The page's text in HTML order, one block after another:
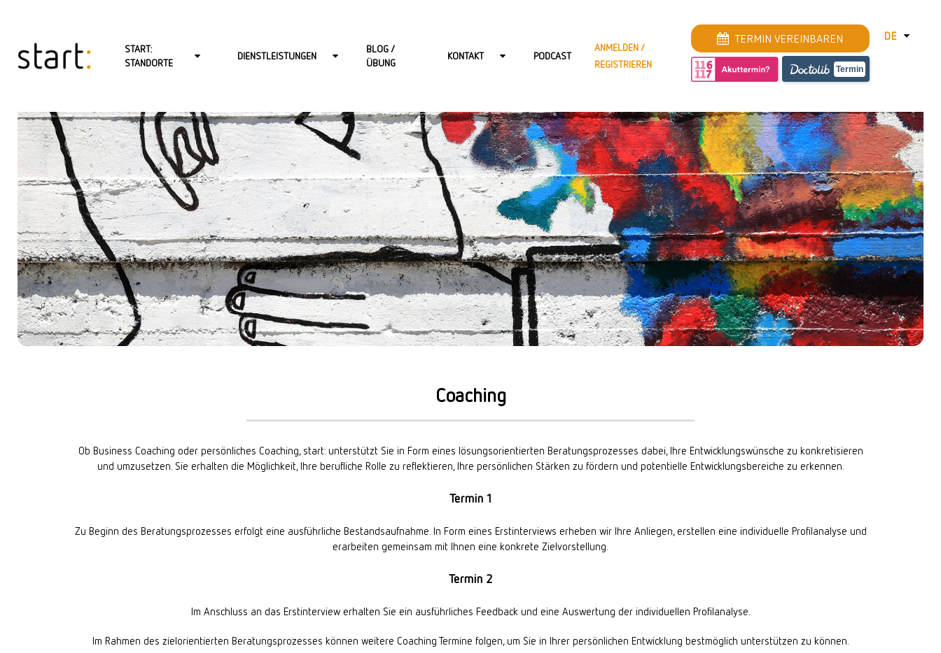
START:
STANDORTE
START: BERLIN-MITTE-LINIENSTR.
START: BERLIN-MITTE-SCHÖNHAUSER ALLEE
START: BERLIN-NEUKÖLLN
START: BERLIN-REINICKENDORF (FROHNAU)
START: BERLIN-ZEHLENDORF
START: HAMBURG
START: ONLINE
START: POTSDAM
DIENSTLEISTUNGEN
PSYCHOTHERAPIE FÜR KINDER
PSYCHOTHERAPIE FÜR JUGENDLICHE
BABY- UND KLEINKINDSPRECHSTUNDE
PAARTHERAPIE
BERATUNG
COACHING
DIGITALE ANGEBOTE
GRUPPENTHERAPIE
DOCUMENTS
BLOG /
ÜBUNG
KONTAKT
KONTAKT-HAMBURG
KONTAKT-ONLINE
KONTAKT-POTSDAM
KONTAKT-WIESBADEN
KARRIERE BEI START:
PODCAST
ANMELDEN /
REGISTRIEREN
TERMIN VEREINBAREN
Termin
DE
Coaching
Ob Business Coaching oder persönliches Coaching, start: unterstützt Sie in Form eines lösungsorientierten Beratungsprozesses dabei, Ihre Entwicklungswünsche zu konkretisieren
und umzusetzen. Sie erhalten die Möglichkeit, Ihre berufliche Rolle zu reflektieren, Ihre persönlichen Stärken zu fördern und potentielle Entwicklungsbereiche zu erkennen.
Termin 1
Zu Beginn des Beratungsprozesses erfolgt eine ausführliche Bestandsaufnahme. In Form eines Erstinterviews erheben wir Ihre Anliegen, erstellen eine individuelle Profilanalyse und
erarbeiten gemeinsam mit Ihnen eine konkrete Zielvorstellung.
Termin 2
Im Anschluss an das Erstinterview erhalten Sie ein ausführliches Feedback und eine Auswertung der individuellen Profilanalyse.
Im Rahmen des zielorientierten Beratungsprozesses können weitere Coaching Termine folgen, um Sie in Ihrer persönlichen Entwicklung bestmöglich unterstützen zu können.